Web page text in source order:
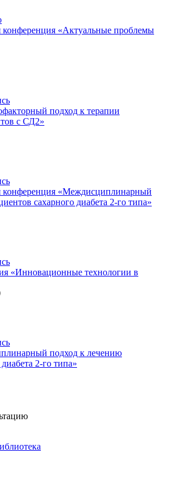
конференция «Актуальные проблемы
подход к терапии
с СД2»
конференция «Междисциплинарный
сахарного диабета 2-го типа»
«Инновационные технологии в
подход к лечению
2-го типа»